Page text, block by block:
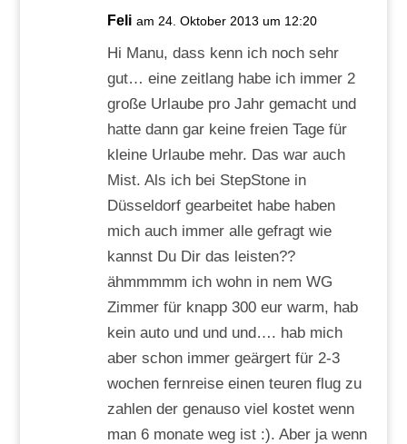
Feli am 24. Oktober 2013 um 12:20
Hi Manu, dass kenn ich noch sehr
gut… eine zeitlang habe ich immer 2
große Urlaube pro Jahr gemacht und
hatte dann gar keine freien Tage für
kleine Urlaube mehr. Das war auch
Mist. Als ich bei StepStone in
Düsseldorf gearbeitet habe haben
mich auch immer alle gefragt wie
kannst Du Dir das leisten??
ähmmmmm ich wohn in nem WG
Zimmer für knapp 300 eur warm, hab
kein auto und und und…. hab mich
aber schon immer geärgert für 2-3
wochen fernreise einen teuren flug zu
zahlen der genauso viel kostet wenn
man 6 monate weg ist :). Aber ja wenn